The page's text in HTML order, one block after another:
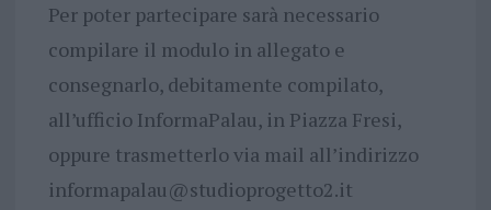
Per poter partecipare sarà necessario
compilare il modulo in allegato e
consegnarlo, debitamente compilato,
all’ufficio InformaPalau, in Piazza Fresi,
oppure trasmetterlo via mail all’indirizzo
informapalau@studioprogetto2.it